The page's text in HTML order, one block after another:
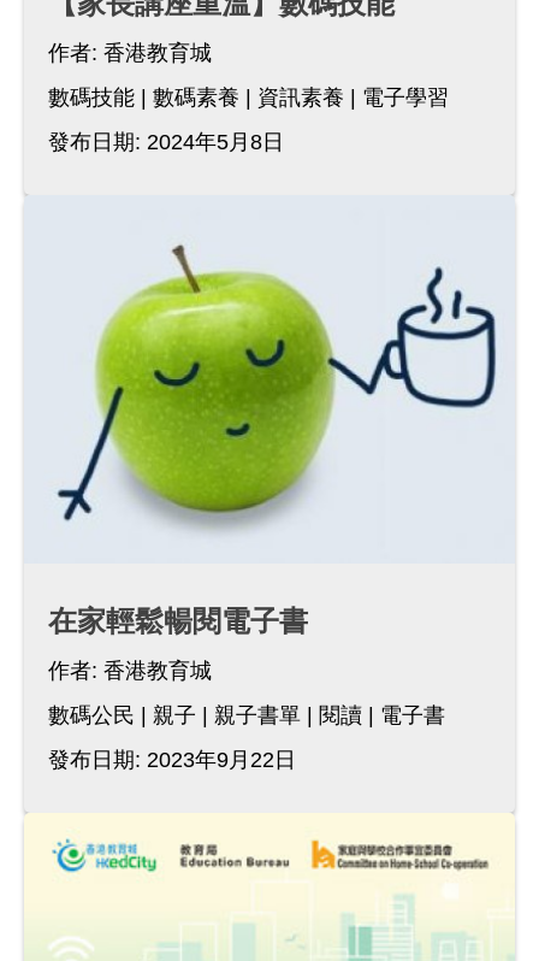
作者: 香港教育城
數碼技能
數碼素養 資訊素養
電子學習
發布日期: 2024年5月8日
在家輕鬆暢閱電子書
作者: 香港教育城
數碼公民
親子 親子書單 閱讀
電子書
發布日期: 2023年9月22日